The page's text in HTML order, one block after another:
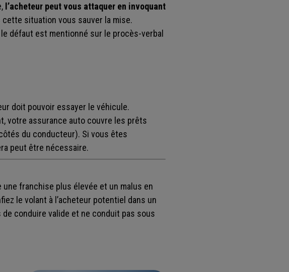
l’acheteur peut vous attaquer en invoquant
situation vous sauver la mise.
défaut est mentionné sur le procès-verbal
doit pouvoir essayer le véhicule.
votre assurance auto couvre les prêts
du conducteur). Si vous êtes
peut être nécessaire.
franchise plus élevée et un malus en
le volant à l’acheteur potentiel dans un
conduire valide et ne conduit pas sous